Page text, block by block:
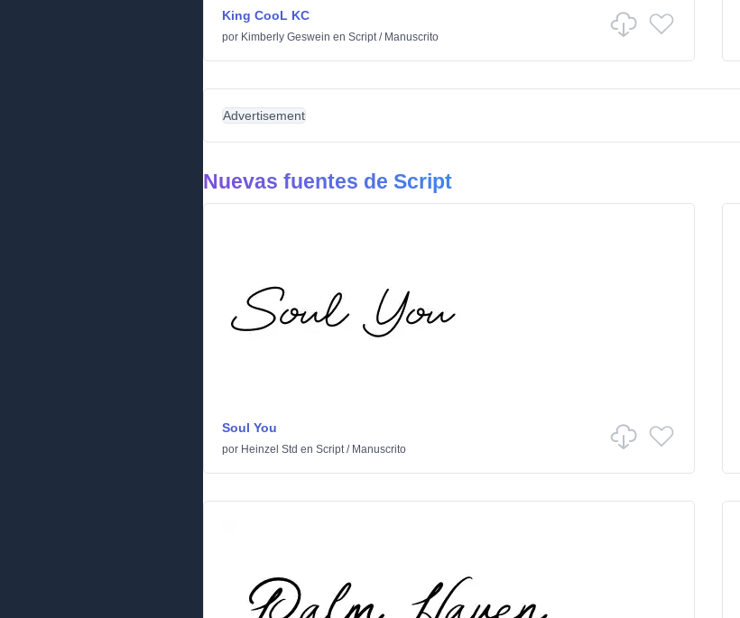
King CooL KC
por Kimberly Geswein en Script/ Manuscrito
Advertisement
Nuevas fuentes de Script
Soul You
por Heinzel Std en Script/ Manuscrito